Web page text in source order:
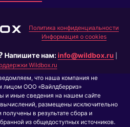
Политика конфиденциальности
Информация о cookies
Напишите нам:info@wildbox.ru
Wildbox.ru
что наша компания не
лицом ООО «Вайлдберриз»
и иные сведения на нашем сайте
размещены исключительно
в результате сбора и
из общедоступных источников.